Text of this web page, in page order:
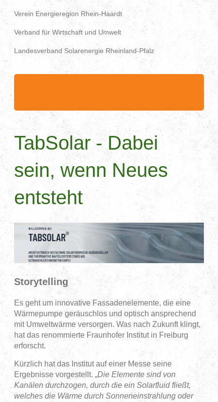
Verein Energieregion Rhein-Haardt
Verband für Wirtschaft und Umwelt
Landesverband Solarenergie Rheinland-Pfalz
TabSolar - Dabei
sein, wenn Neues
entsteht
Storytelling
Es geht um innovative Fassadenelemente, die eine
Wärmepumpe geräuschlos und optisch ansprechend
mit Umweltwärme versorgen. Was nach Zukunft klingt,
hat das renommierte Fraunhofer Institut in Freiburg
erforscht.
Kürzlich hat das Institut auf einer Messe seine
Ergebnisse vorgestellt. „Die Elemente sind von
Kanälen durchzogen, durch die ein Solarfluid fließt,
welches die Wärme durch Sonneneinstrahlung oder